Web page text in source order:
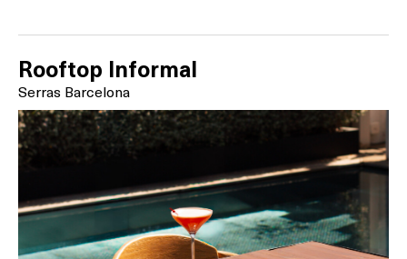
Rooftop Informal
Serras Barcelona